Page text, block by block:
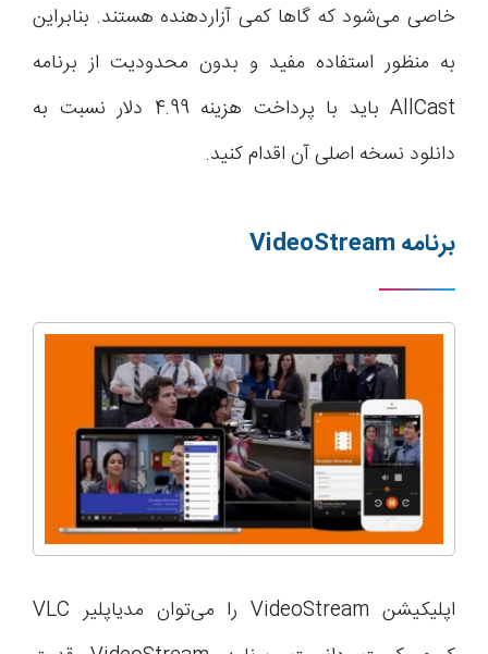
خاصی می‌شود که گاها کمی آزاردهنده هستند. بنابراین
به منظور استفاده مفید و بدون محدودیت از برنامه
AllCast باید با پرداخت هزینه 4.99 دلار نسبت به
دانلود نسخه اصلی آن اقدام کنید.
برنامهVideoStream
اپلیکیشن VideoStream را می‌توان مدیاپلیر VLC